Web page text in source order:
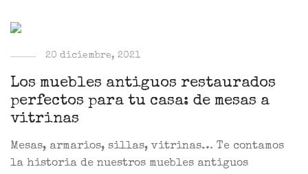
20 diciembre, 2021
Los muebles antiguos restaurados
perfectos para tu casa: de mesas a
vitrinas
Mesas, armarios, sillas, vitrinas… Te contamos
la historia de nuestros muebles antiguos